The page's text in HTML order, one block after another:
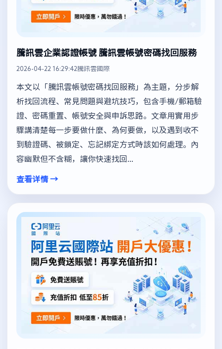
騰訊雲企業認證帳號 騰訊雲帳號密碼找回服務
2026-04-22 16:29:42 騰訊雲國際
本文以「騰訊雲帳號密碼找回服務」為主題，分步解
析找回流程、常見問題與避坑技巧，包含手機/郵箱驗
證、密碼重置、帳號安全與申訴思路。文章用實用步
驟講清楚每一步要做什麼、為何要做，以及遇到收不
到驗證碼、被鎖定、忘記綁定方式時該如何處理。內
容幽默但不含糊，讓你快速找回...
查看详情 →